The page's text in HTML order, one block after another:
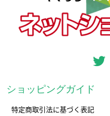
ショッピングガイド
特定商取引法に基づく表記